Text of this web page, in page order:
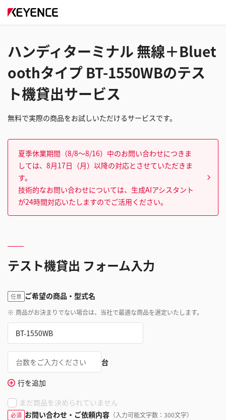
ハンディターミナル 無線＋Bluet
oothタイプ BT-1550WBのテス
ト機貸出サービス
無料で実際の商品をお試しいただけるサービスです。
夏季休業期間（8/8～8/16）中のお問い合わせにつきま
しては、8月17日（月）以降の対応とさせていただきま
す。
技術的なお問い合わせについては、生成AIアシスタント
が24時間対応いたしますのでご活用ください。
テスト機貸出 フォーム入力
任意 ご希望の商品・型式名
※ 商品がお決まりでない場合は、当社で最適な商品を選定いたします。
台
行を追加
まだ商品を決められていません
必須 お問い合わせ・ご依頼内容 （入力可能文字数：300文字）